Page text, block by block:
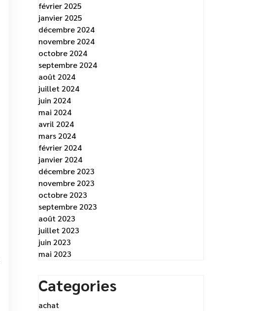
février 2025
janvier 2025
décembre 2024
novembre 2024
octobre 2024
septembre 2024
août 2024
juillet 2024
juin 2024
mai 2024
avril 2024
mars 2024
février 2024
janvier 2024
décembre 2023
novembre 2023
octobre 2023
septembre 2023
août 2023
juillet 2023
juin 2023
mai 2023
Categories
achat